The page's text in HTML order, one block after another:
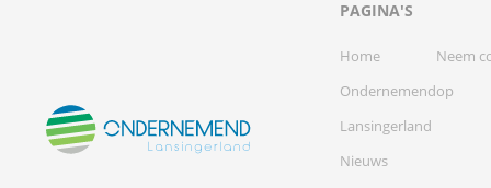
PAGINA'S
Home
Ondernemend
Lansingerland
Nieuws
Neem
op